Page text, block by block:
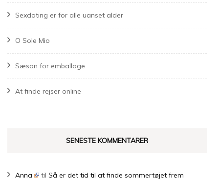
Sexdating er for alle uanset alder
O Sole Mio
Sæson for emballage
At finde rejser online
SENESTE KOMMENTARER
Anna tilSå er det tid til at finde sommertøjet frem